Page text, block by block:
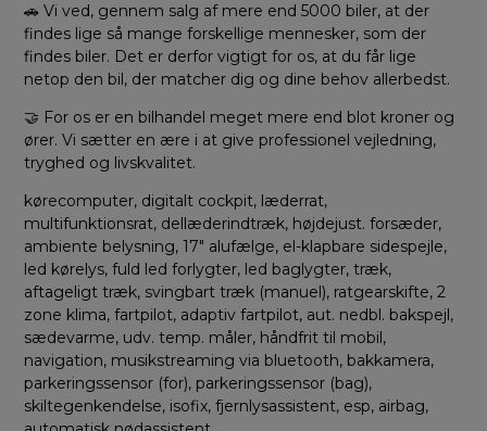
🚗 Vi ved, gennem salg af mere end 5000 biler, at der
findes lige så mange forskellige mennesker, som der
findes biler. Det er derfor vigtigt for os, at du får lige
netop den bil, der matcher dig og dine behov allerbedst.
🤝 For os er en bilhandel meget mere end blot kroner og
ører. Vi sætter en ære i at give professionel vejledning,
tryghed og livskvalitet.
kørecomputer, digitalt cockpit, læderrat,
multifunktionsrat, dellæderindtræk, højdejust. forsæder,
ambiente belysning, 17″ alufælge, el-klapbare sidespejle,
led kørelys, fuld led forlygter, led baglygter, træk,
aftageligt træk, svingbart træk (manuel), ratgearskifte, 2
zone klima, fartpilot, adaptiv fartpilot, aut. nedbl. bakspejl,
sædevarme, udv. temp. måler, håndfrit til mobil,
navigation, musikstreaming via bluetooth, bakkamera,
parkeringssensor (for), parkeringssensor (bag),
skiltegenkendelse, isofix, fjernlysassistent, esp, airbag,